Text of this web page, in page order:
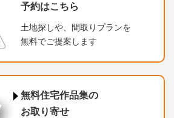
予約はこちら
土地探しや、間取りプランを
無料でご提案します
無料住宅作品集の
お取り寄せ